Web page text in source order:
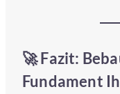
🚀 Fazit:
Fundament